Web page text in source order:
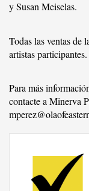
y Susan Meiselas.
Todas las ventas de
artistas participantes.
Para más
contacte a Minerva